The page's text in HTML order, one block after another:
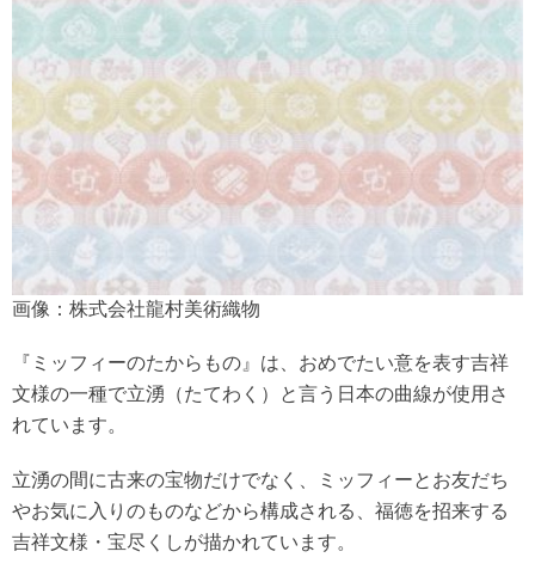
画像：株式会社龍村美術織物
『ミッフィーのたからもの』は、おめでたい意を表す吉祥
文様の一種で立湧（たてわく）と言う日本の曲線が使用さ
れています。
立湧の間に古来の宝物だけでなく、ミッフィーとお友だち
やお気に入りのものなどから構成される、福徳を招来する
吉祥文様・宝尽くしが描かれています。